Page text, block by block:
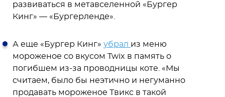
развиваться в метавселенной «Бургер
Кинг» — «Бургерленде».
А еще «Бургер Кинг» убрал из меню
мороженое со вкусом Twix в память о
погибшем из-за проводницы коте. «Мы
считаем, было бы неэтично и негуманно
продавать мороженое Твикс в такой